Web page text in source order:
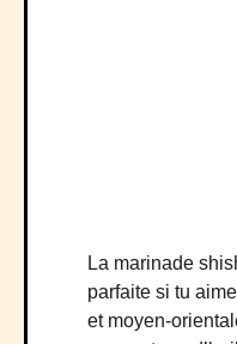
La marinade
parfaite si tu
et moyen-